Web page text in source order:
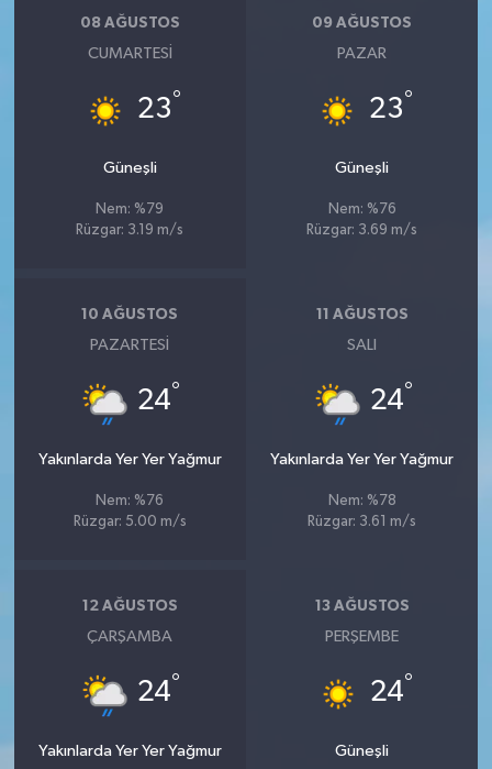
08 AĞUSTOS
CUMARTESI
23°
Güneşli
Nem: %79
Rüzgar: 3.19 m/s
09 AĞUSTOS
PAZAR
23°
Güneşli
Nem: %76
Rüzgar: 3.69 m/s
10 AĞUSTOS
PAZARTESI
24°
Yakınlarda Yer Yer Yağmur
Nem: %76
Rüzgar: 5.00 m/s
11 AĞUSTOS
SALI
24°
Yakınlarda Yer Yer Yağmur
Nem: %78
Rüzgar: 3.61 m/s
12 AĞUSTOS
ÇARŞAMBA
24°
Yakınlarda Yer Yer Yağmur
13 AĞUSTOS
PERŞEMBE
24°
Güneşli